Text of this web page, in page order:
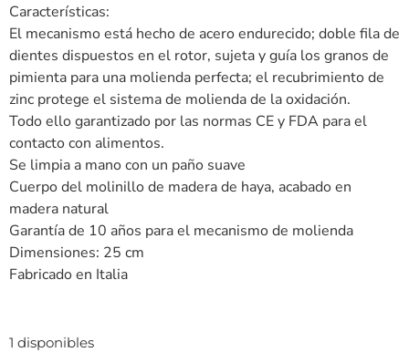
Características:
El mecanismo está hecho de acero endurecido; doble fila de
dientes dispuestos en el rotor, sujeta y guía los granos de
pimienta para una molienda perfecta; el recubrimiento de
zinc protege el sistema de molienda de la oxidación.
Todo ello garantizado por las normas CE y FDA para el
contacto con alimentos.
Se limpia a mano con un paño suave
Cuerpo del molinillo de madera de haya, acabado en
madera natural
Garantía de 10 años para el mecanismo de molienda
Dimensiones: 25 cm
Fabricado en Italia
1 disponibles